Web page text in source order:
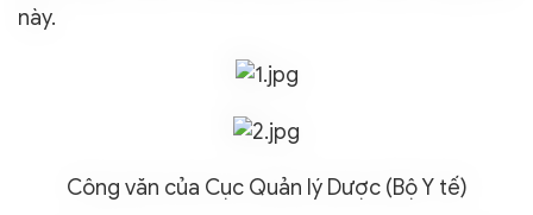
này.
Công văn của Cục Quản lý Dược (Bộ Y tế)